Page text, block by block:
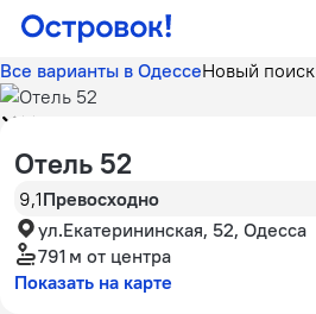
Все варианты в ОдессеНовый поиск
Отель 52
9,1Превосходно
ул.Екатерининская, 52, Одесса
791 м от центра
Показать на карте